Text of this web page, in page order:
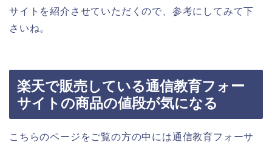
サイトを紹介させていただくので、参考にしてみて下
さいね。
楽天で販売している通信教育フォー
サイトの商品の値段が気になる
こちらのページをご覧の方の中には通信教育フォーサ